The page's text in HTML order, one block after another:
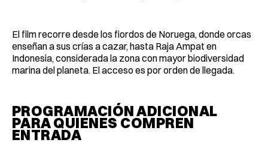
El film recorre desde los fiordos de Noruega, donde orcas
enseñan a sus crías a cazar, hasta Raja Ampat en
Indonesia, considerada la zona con mayor biodiversidad
marina del planeta. El acceso es por orden de llegada.
PROGRAMACIÓN ADICIONAL
PARA QUIENES COMPREN
ENTRADA